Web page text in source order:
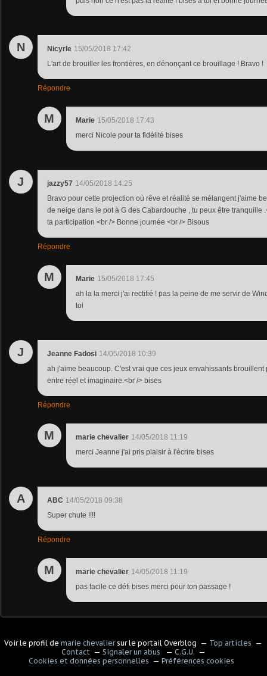
N Nicyrle 15/05/2018 17:42
L'art de brouiller les frontières, en dénonçant ce brouillage ! Bravo !
Répondre
M Marie 15/05/2018 17:43
merci Nicole pour ta fidélité bises
J jazzy57 14/05/2018 14:25
Bravo pour cette projection où rêve et réalité se mélangent j'aime
de neige dans le pot à G des Cabardouche , tu peux être tranquille
ta participation <br /> Bonne journée <br /> Bisous
Répondre
M Marie 15/05/2018 17:45
ah la la merci j'ai rectifié ! pas la peine de me servir de
toi
J Jeanne Fadosi 14/05/2018 10:39
ah j'aime beaucoup. C'est vrai que ces jeux envahissants brouillent
entre réel et imaginaire.<br /> bises
Répondre
M marie chevalier 14/05/2018 11:19
merci Jeanne j'ai pris plaisir à l'écrire bises
A ABC 14/05/2018 09:38
Super chute !!!!
Répondre
M marie chevalier 14/05/2018 11:19
pas facile ce défi bises merci pour ton passage !
Voir le profil demarie chevaliersur le portail Overblog
Top articles
Contact
Signaler un abus
C.G.U.
Cookies et données personnelles
Préférences cookies